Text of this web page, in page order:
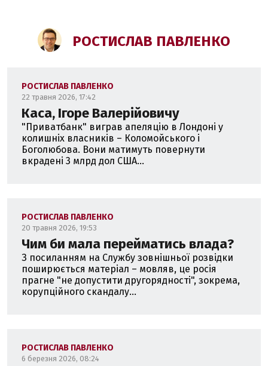
РОСТИСЛАВ ПАВЛЕНКО
РОСТИСЛАВ ПАВЛЕНКО
22 травня 2026, 17:42
Каса, Ігоре Валерійовичу
"Приватбанк" виграв апеляцію в Лондоні у
колишніх власників – Коломойського і
Боголюбова. Вони матимуть повернути
вкрадені 3 млрд дол США...
РОСТИСЛАВ ПАВЛЕНКО
20 травня 2026, 19:53
Чим би мала перейматись влада?
З посиланням на Службу зовнішньої розвідки
поширюється матеріал – мовляв, це росія
прагне "не допустити другорядності", зокрема,
корупційного скандалу...
РОСТИСЛАВ ПАВЛЕНКО
6 березня 2026, 08:24